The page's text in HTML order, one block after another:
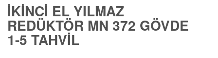
İKINCI EL YILMAZ
REDÜKTÖR MN 372 GÖVDE
1-5 TAHVIL